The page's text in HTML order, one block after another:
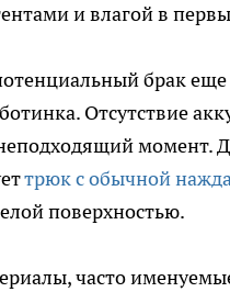
и влагой в
брак
Отсутствие
момент.
трюк с обычной
поверхностью.
часто